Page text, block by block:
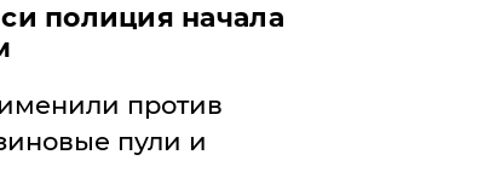
полиция начала
против
пули и